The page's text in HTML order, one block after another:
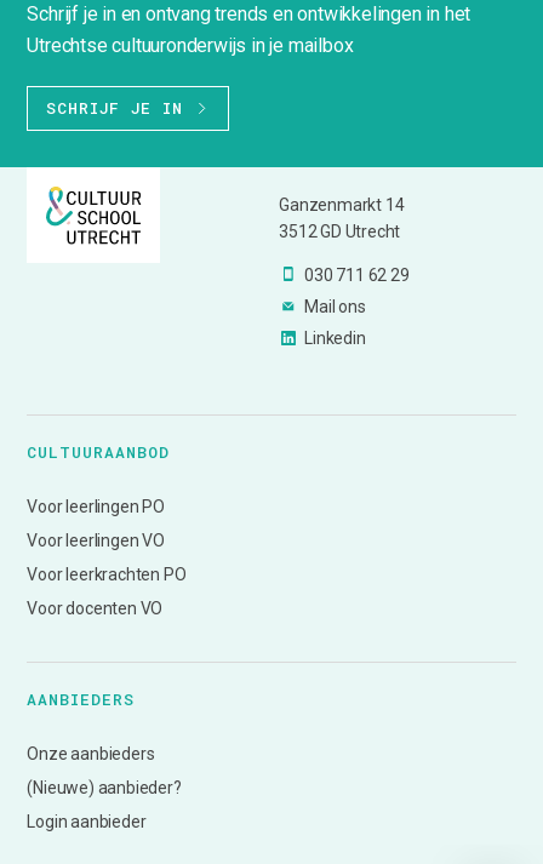
Schrijf je in en ontvang trends en ontwikkelingen in het
Utrechtse cultuuronderwijs in je mailbox
SCHRIJF JE IN
Ganzenmarkt 14
3512 GD Utrecht
030 711 62 29
Mail ons
Linkedin
CULTUURAANBOD
Voor leerlingen PO
Voor leerlingen VO
Voor leerkrachten PO
Voor docenten VO
AANBIEDERS
Onze aanbieders
(Nieuwe) aanbieder?
Login aanbieder